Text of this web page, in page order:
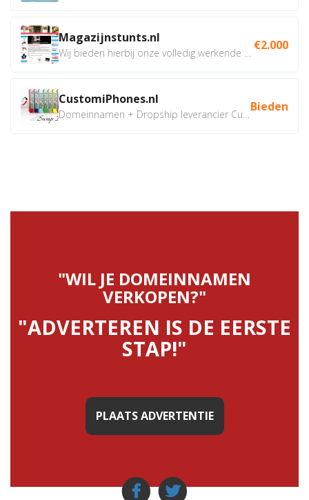
Magazijnstunts.nl €2.000
CustomiPhones.nl Bieden
"WIL JE DOMEINNAMEN
VERKOPEN?"
"ADVERTEREN IS DE EERSTE
STAP!"
PLAATS ADVERTENTIE